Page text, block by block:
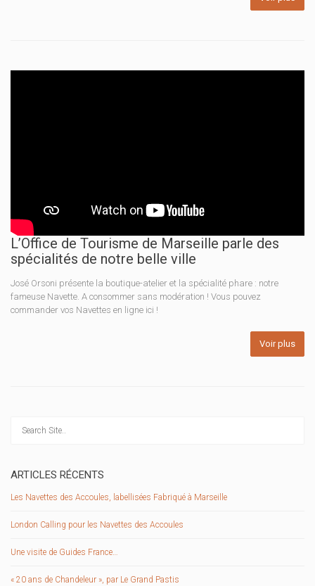
L’Office de Tourisme de Marseille parle des
spécialités de notre belle ville
José Orsoni présente la boutique-atelier et la spécialité phare : notre
fameuse Navette. A consommer sans modération ! Vous pouvez
commander vos Navettes en ligne ici !
Voir plus
ARTICLES RÉCENTS
Les Navettes des Accoules, labellisées Fabriqué à Marseille
London Calling pour les Navettes des Accoules
Une visite de Guides France…
« 20 ans de Chandeleur », par Le Grand Pastis